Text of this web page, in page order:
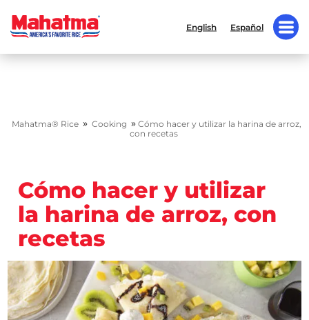
English Español
Mahatma® Rice » Cooking » Cómo hacer y utilizar la harina de arroz,
con recetas
Cómo hacer y utilizar
la harina de arroz, con
recetas